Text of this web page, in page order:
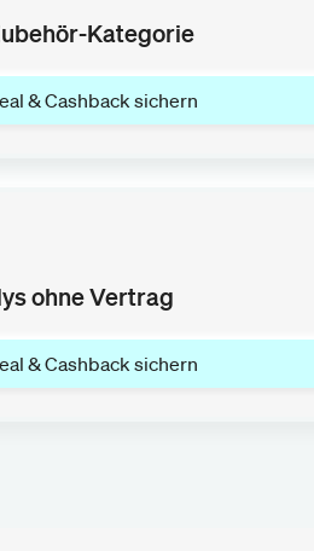
Kategorie
& Cashback sichern
ohne Vertrag
& Cashback sichern